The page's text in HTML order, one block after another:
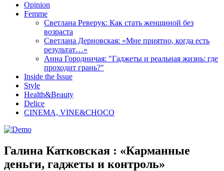
Opinion
Femme
Светлана Реверук: Как стать женщиной без
возраста
Светлана Дерновская: «Мне приятно, когда есть
результат…»
Анна Городничая: "Гаджеты и реальная жизнь: где
проходит грань?"
Inside the Issue
Style
Health&Beauty
Delice
CINEMA, VINE&CHOCO
Галина Катковская : «Карманные
деньги, гаджеты и контроль»